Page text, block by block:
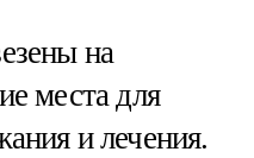
на
места для
и лечения.